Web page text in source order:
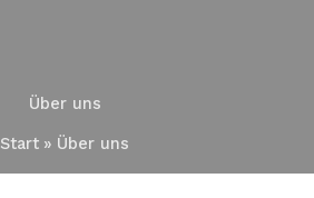
Über uns
Start
Über uns